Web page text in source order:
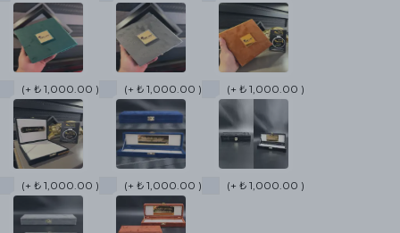
(+ ₺ 1,000.00 ) (+ ₺ 1,000.00 ) (+ ₺ 1,000.00 )
(+ ₺ 1,000.00 ) (+ ₺ 1,000.00 ) (+ ₺ 1,000.00 )